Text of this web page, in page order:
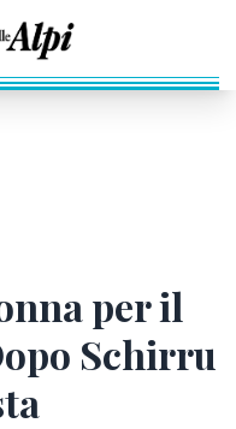
per il
Schirru